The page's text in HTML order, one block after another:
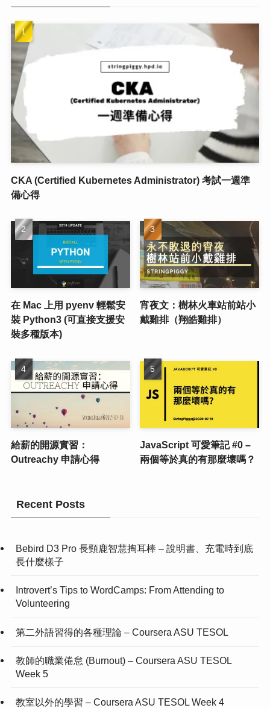
CKA (Certified Kubernetes Administrator) 考試一週準
備心得
在 Mac 上用 pyenv 輕鬆安
裝 Python3 (可直接支援安
裝多種版本)
宵夜文：樹林火車站前站小
戴雞排（翔皓雞排）
給薪的開源實習：
Outreachy 申請心得
JavaScript 可愛筆記 #0 –
兩個等於真的有那麼壞嗎？
Recent Posts
Bebird D3 Pro 長頸鹿智慧掏耳棒 – 說明書、充電時到底
長什麼樣子
Introvert’s Tips to WordCamps: From Attending to
Volunteering
第二外語習得的各種理論 – Coursera ASU TESOL
教師的職業倦怠 (Burnout) – Coursera ASU TESOL
Week 5
教室以外的學習 – Coursera ASU TESOL Week 4